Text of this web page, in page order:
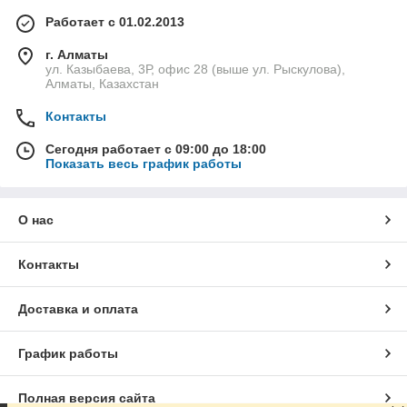
Работает с 01.02.2013
г. Алматы
ул. Казыбаева, 3Р, офис 28 (выше ул. Рыскулова),
Алматы, Казахстан
Контакты
Сегодня работает с 09:00 до 18:00
Показать весь график работы
О нас
Контакты
Доставка и оплата
График работы
Полная версия сайта